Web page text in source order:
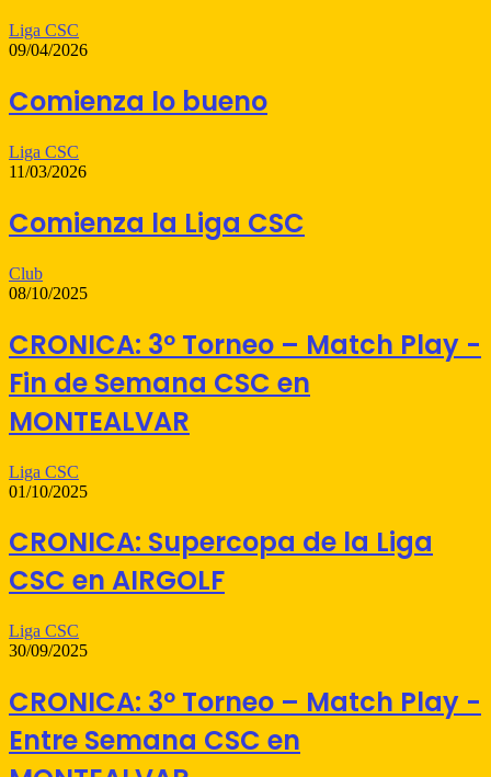
Liga CSC
09/04/2026
Comienza lo bueno
Liga CSC
11/03/2026
Comienza la Liga CSC
Club
08/10/2025
CRONICA: 3º Torneo – Match Play -
Fin de Semana CSC en
MONTEALVAR
Liga CSC
01/10/2025
CRONICA: Supercopa de la Liga
CSC en AIRGOLF
Liga CSC
30/09/2025
CRONICA: 3º Torneo – Match Play -
Entre Semana CSC en